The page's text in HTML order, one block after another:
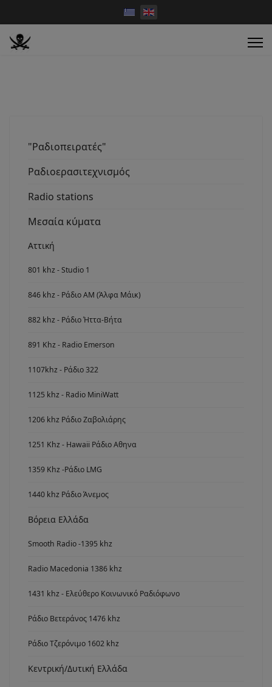
"Ραδιοπειρατές"
Ραδιοερασιτεχνισμός
Radio stations
Μεσαία κύματα
Αττική
801 khz - Studio 1
846 khz - Ράδιο ΑΜ (Άλφα Μάικ)
882 khz - Ράδιο Ήττα-Βήτα
891 Khz - Radio Emerson
1107khz - Ράδιο 322
1125 khz - Radio MiniWatt
1206 khz Ράδιο Ζαβολιάρης
1251 Khz - Hawaii Ράδιο Αθηνα
1359 Khz -Ράδιο LMG
1440 khz Ράδιο Άνεμος
Βόρεια Ελλάδα
Smooth Radio -1395 khz
Radio Macedonia 1386 khz
1431 khz - Ελεύθερο Κοινωνικό Ραδιόφωνο
Ράδιο Βετεράνος 1476 khz
Ράδιο Τζερόνιμο 1602 khz
Κεντρική/Δυτική Ελλάδα